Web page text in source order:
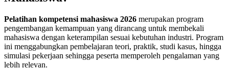
Pelatihan kompetensi mahasiswa 2026 merupakan program
pengembangan kemampuan yang dirancang untuk membekali
mahasiswa dengan keterampilan sesuai kebutuhan industri. Program
ini menggabungkan pembelajaran teori, praktik, studi kasus, hingga
simulasi pekerjaan sehingga peserta memperoleh pengalaman yang
lebih relevan.